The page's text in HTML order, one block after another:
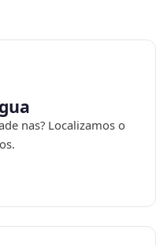
nas? Localizamos o